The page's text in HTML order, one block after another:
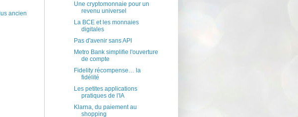
ancien
Une cryptomonnaie pour un
revenu universel
La BCE et les monnaies
digitales
Pas d'avenir sans API
Metro Bank simplifie l'ouverture
de compte
Fidelity récompense… la
fidélité
Les petites applications
pratiques de l'IA
Klarna, du paiement au
shopping